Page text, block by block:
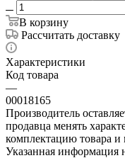
В корзину
Рассчитать доставку
Характеристики
Код товара
—
00018165
Производитель
продавца менять
комплектацию товара и
Указанная информация